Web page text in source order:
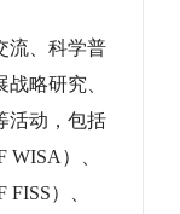
流、科学普
略研究、
活动，包括
WISA ）、
FISS）、